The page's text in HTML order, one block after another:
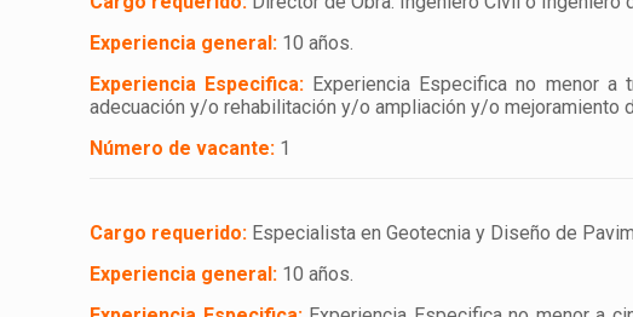
Experiencia general: 10 años.
Experiencia Especifica: Experiencia Especifica no menor
adecuación y/o rehabilitación y/o ampliación y/o mejoramiento
Número de vacante: 1
Cargo requerido: Especialista en Geotecnia y Diseño de
Experiencia general: 10 años.